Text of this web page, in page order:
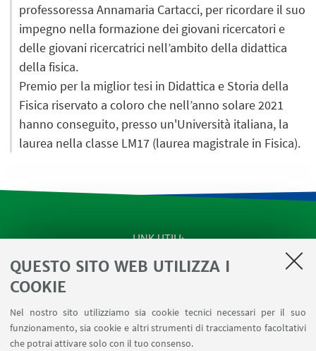
QUESTO SITO WEB UTILIZZA I
COOKIE
Nel nostro sito utilizziamo sia cookie tecnici necessari per il suo
funzionamento, sia cookie e altri strumenti di tracciamento facoltativi
che potrai attivare solo con il tuo consenso.
professoressa Annamaria Cartacci, per ricordare il suo
impegno nella formazione dei giovani ricercatori e
delle giovani ricercatrici nell’ambito della didattica
della fisica.
Premio per la miglior tesi in Didattica e Storia della
Fisica riservato a coloro che nell’anno solare 2021
hanno conseguito, presso un'Università italiana, la
laurea nella classe LM17 (laurea magistrale in Fisica).
LINK UTILI
Apps
Prenotazione Sale
Carta dei Servizi